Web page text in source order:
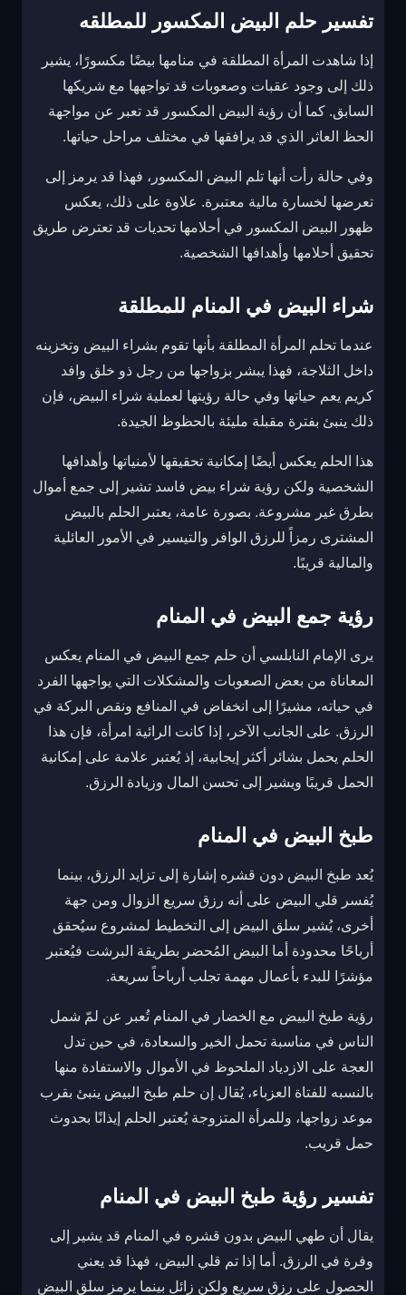
تفسير حلم البيض المكسور للمطلقه
إذا شاهدت المرأة المطلقة في منامها بيضًا مكسورًا، يشير
ذلك إلى وجود عقبات وصعوبات قد تواجهها مع شريكها
السابق. كما أن رؤية البيض المكسور قد تعبر عن مواجهة
الحظ العاثر الذي قد يرافقها في مختلف مراحل حياتها.
وفي حالة رأت أنها تلم البيض المكسور، فهذا قد يرمز إلى
تعرضها لخسارة مالية معتبرة. علاوة على ذلك، يعكس
ظهور البيض المكسور في أحلامها تحديات قد تعترض طريق
تحقيق أحلامها وأهدافها الشخصية.
شراء البيض في المنام للمطلقة
عندما تحلم المرأة المطلقة بأنها تقوم بشراء البيض وتخزينه
داخل الثلاجة، فهذا يبشر بزواجها من رجل ذو خلق وافد
كريم يعم حياتها وفي حالة رؤيتها لعملية شراء البيض، فإن
ذلك ينبئ بفترة مقبلة مليئة بالحظوظ الجيدة.
هذا الحلم يعكس أيضًا إمكانية تحقيقها لأمنياتها وأهدافها
الشخصية ولكن رؤية شراء بيض فاسد تشير إلى جمع أموال
بطرق غير مشروعة. بصورة عامة، يعتبر الحلم بالبيض
المشترى رمزاً للرزق الوافر والتيسير في الأمور العائلية
والمالية قريبًا.
رؤية جمع البيض في المنام
يرى الإمام النابلسي أن حلم جمع البيض في المنام يعكس
المعاناة من بعض الصعوبات والمشكلات التي يواجهها الفرد
في حياته، مشيرًا إلى انخفاض في المنافع ونقص البركة في
الرزق. على الجانب الآخر، إذا كانت الرائية امرأة، فإن هذا
الحلم يحمل بشائر أكثر إيجابية، إذ يُعتبر علامة على إمكانية
الحمل قريبًا ويشير إلى تحسن المال وزيادة الرزق.
طبخ البيض في المنام
يُعد طبخ البيض دون قشره إشارة إلى تزايد الرزق، بينما
يُفسر قلي البيض على أنه رزق سريع الزوال ومن جهة
أخرى، يُشير سلق البيض إلى التخطيط لمشروع سيُحقق
أرباحًا محدودة أما البيض المُحضر بطريقة البرشت فيُعتبر
مؤشرًا للبدء بأعمال مهمة تجلب أرباحاً سريعة.
رؤية طبخ البيض مع الخضار في المنام تُعبر عن لمّ شمل
الناس في مناسبة تحمل الخير والسعادة، في حين تدل
العجة على الازدياد الملحوظ في الأموال والاستفادة منها
بالنسبه للفتاة العزباء، يُقال إن حلم طبخ البيض ينبئ بقرب
موعد زواجها، وللمرأة المتزوجة يُعتبر الحلم إيذانًا بحدوث
حمل قريب.
تفسير رؤية طبخ البيض في المنام
يقال أن طهي البيض بدون قشره في المنام قد يشير إلى
وفرة في الرزق. أما إذا تم قلي البيض، فهذا قد يعني
الحصول على رزق سريع ولكن زائل بينما يرمز سلق البيض